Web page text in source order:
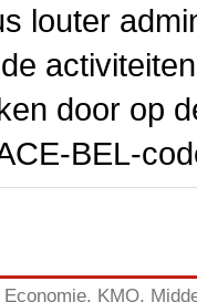
louter
door op
BEL-
Economie, KMO,